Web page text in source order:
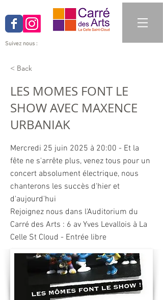
Suivez nous :
< Back
LES MOMES FONT LE
SHOW AVEC MAXENCE
URBANIAK
Mercredi 25 juin 2025 à 20:00 - Et la
fête ne s'arrête plus, venez tous pour un
concert absolument électrique, nous
chanterons les succès d'hier et
d'aujourd'hui
Rejoignez nous dans l'Auditorium du
Carré des Arts : 6 av Yves Levallois à La
Celle St Cloud - Entrée libre